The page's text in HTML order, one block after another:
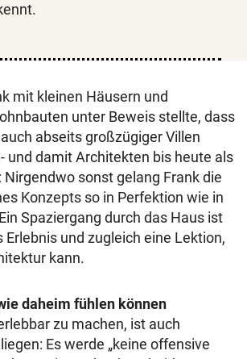
mit kleinen Häusern und
unter Beweis stellte, dass
abseits großzügiger Villen
und damit Architekten bis heute als
sonst gelang Frank die
Konzepts so in Perfektion wie in
Spaziergang durch das Haus ist
und zugleich eine Lektion,
kann.
daheim fühlen können
zu machen, ist auch
Es werde „keine offensive